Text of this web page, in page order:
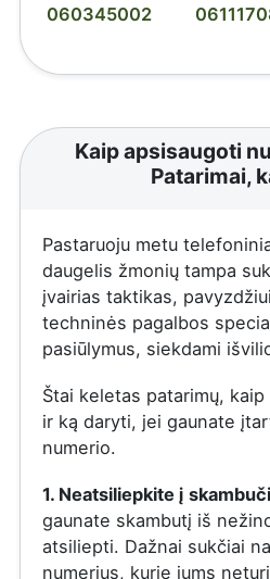
060345002
Kaip apsisaugoti
Patarimai,
Pastaruoju metu
daugelis žmonių tampa
įvairias taktikas,
techninės pagalbos
pasiūlymus, siekdami
Štai keletas patarimų,
ir ką daryti, jei gaunate
numerio.
1. Neatsiliepkite į
gaunate skambutį iš
atsiliepti. Dažnai sukčiai
numerius, kurie jums